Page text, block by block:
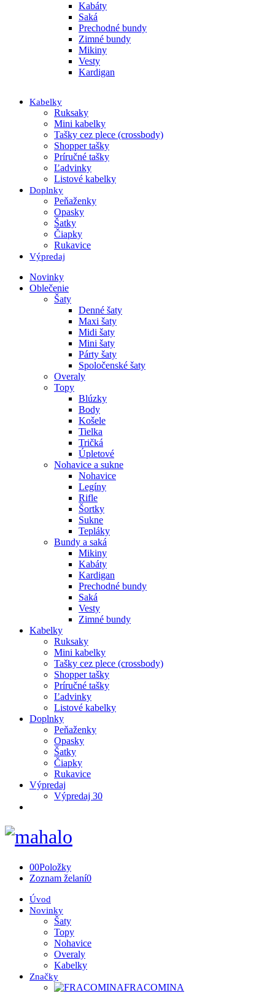
Kabáty
Saká
Prechodné bundy
Zimné bundy
Mikiny
Vesty
Kardigan
Kabelky
Ruksaky
Mini kabelky
Tašky cez plece (crossbody)
Shopper tašky
Príručné tašky
Ľadvinky
Listové kabelky
Doplnky
Peňaženky
Opasky
Šatky
Čiapky
Rukavice
Výpredaj
Novinky
Oblečenie
Šaty
Denné šaty
Maxi šaty
Midi šaty
Mini šaty
Párty šaty
Spoločenské šaty
Overaly
Topy
Blúzky
Body
Košele
Tielka
Tričká
Úpletové
Nohavice a sukne
Nohavice
Legíny
Rifle
Šortky
Sukne
Tepláky
Bundy a saká
Mikiny
Kabáty
Kardigan
Prechodné bundy
Saká
Vesty
Zimné bundy
Kabelky
Ruksaky
Mini kabelky
Tašky cez plece (crossbody)
Shopper tašky
Príručné tašky
Ľadvinky
Listové kabelky
Doplnky
Peňaženky
Opasky
Šatky
Čiapky
Rukavice
Výpredaj
Výpredaj 30
00Položky
Zoznam želaní0
Úvod
Novinky
Šaty
Topy
Nohavice
Overaly
Kabelky
Značky
FRACOMINA